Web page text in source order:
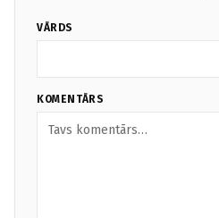
VĀRDS
KOMENTĀRS